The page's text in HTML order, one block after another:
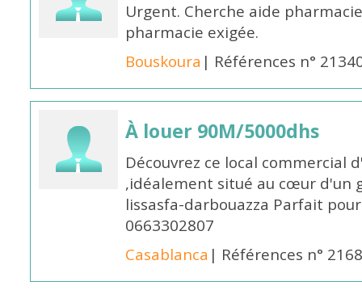
Urgent. Cherche aide
pharmacie exigée.
Bouskoura | Références n°
À louer 90M/5000dhs
Découvrez ce local commercial
,idéalement situé au cœur d'un
lissasfa-darbouazza Parfait
0663302807
Casablanca | Références n°